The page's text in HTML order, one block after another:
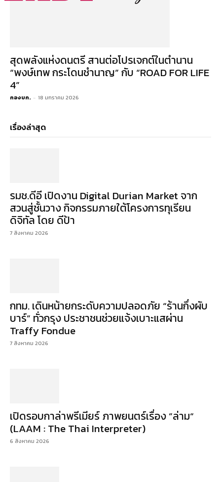
สุดพลังแห่งดนตรี สานต่อโปรเจกต์ในตำนาน
“พงษ์เทพ กระโดนชำนาญ” กับ “ROAD FOR LIFE
4”
กองบก. - 18 มกราคม 2026
เรื่องล่าสุด
รมช.ดีอี เปิดงาน Digital Durian Market จาก
สวนสู่ชั้นวาง กิจกรรมภายใต้โครงการทุเรียน
ดิจิทัล โดย ดีป้า
7 สิงหาคม 2026
กทม. เดินหน้ายกระดับความปลอดภัย “ร้านกึ่งผับ
บาร์” ทั่วกรุง ประชาชนช่วยแจ้งเบาะแสผ่าน
Traffy Fondue
7 สิงหาคม 2026
เปิดรอบกาล่าพรีเมียร์ ภาพยนตร์เรื่อง ”ล่าม“
(LAAM : The Thai Interpreter)
6 สิงหาคม 2026